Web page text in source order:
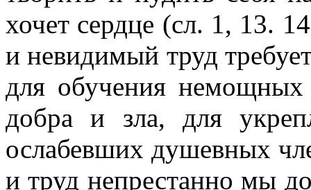
хочет сердце (cл. 1, 13.
и невидимый труд
для обучения немощных
добра и зла, для
ослабевших душевных
и труд непрестанно мы